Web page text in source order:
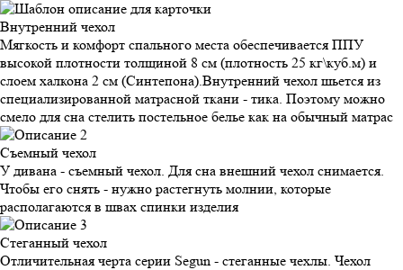
Внутренний чехол
Мягкость и комфорт спального места обеспечивается ППУ
высокой плотности толщиной 8 см (плотность 25 кг\куб.м) и
слоем халкона 2 см (Синтепона).Внутренний чехол шьется из
специализированной матрасной ткани - тика. Поэтому можно
смело для сна стелить постельное белье как на обычный матрас
Съемный чехол
У дивана - съемный чехол. Для сна внешний чехол снимается.
Чтобы его снять - нужно растегнуть молнии, которые
располагаются в швах спинки изделия
Стеганный чехол
Отличительная черта серии Segun - стеганные чехлы. Чехол